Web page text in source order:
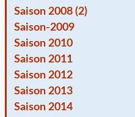
Saison 2008 (2)
Saison-2009
Saison 2010
Saison 2011
Saison 2012
Saison 2013
Saison 2014